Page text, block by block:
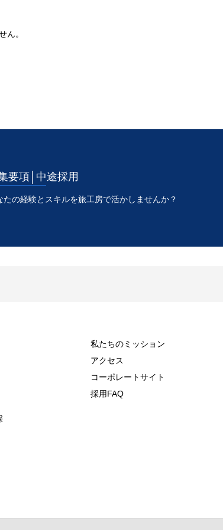
採用について
ん。
要項│中途採用
たの経験とスキルを旅工房で活かしませんか？
私たちのミッション
アクセス
コーポレートサイト
採用FAQ